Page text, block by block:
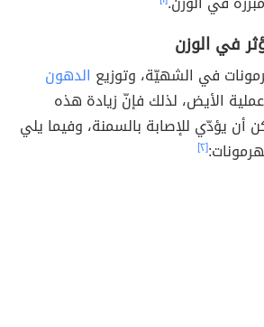
في الوزن
في الشهيّة، وتوزيع الدهون
الأيض، لذلك فإنّ زيادة هذه
أن يؤدّي للإصابة بالسمنة، وفيما يلي
[٢]